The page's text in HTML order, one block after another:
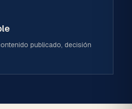
publicado, decisión